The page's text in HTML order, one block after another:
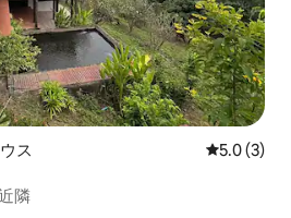
ス レビュー3
5.0 (3)
隣